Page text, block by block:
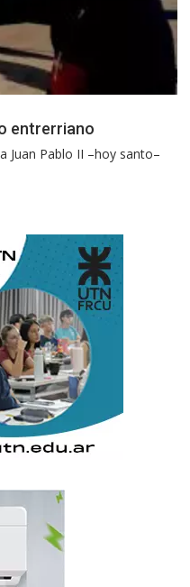
entrerriano
Juan Pablo II –hoy santo–